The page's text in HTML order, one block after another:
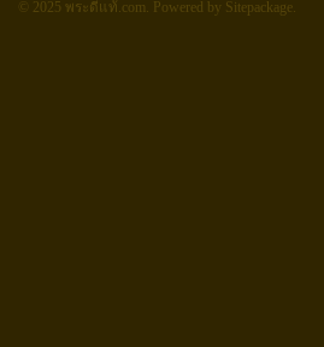
© 2025 พระดีแท้.com. Powered by Sitepackage.